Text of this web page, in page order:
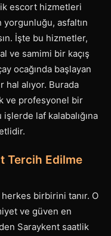
escort hizmetleri
asfaltın
İşte bu hizmetler,
ve samimi bir kaçış
ocağında başlayan
hal alıyor. Burada
ve profesyonel bir
işlerde laf kalabalığına
Tercih Edilme
birbirini tanır. O
ve güven en
Saraykent saatlik